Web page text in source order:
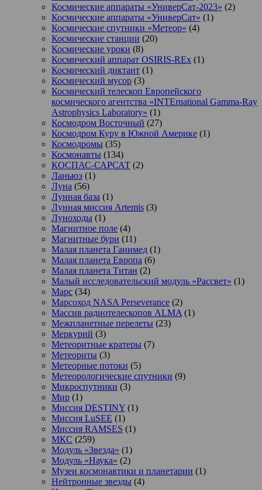
Космические аппараты «УниверСат-2023» (2)
Космические аппараты «УниверСат» (1)
Космические спутники «Метеор» (4)
Космические станции (20)
Космические уроки (8)
Космический аппарат OSIRIS-REx (1)
Космический диктант (1)
Космический мусор (3)
Космический телескоп Европейского
космического агентства «INTErnational Gamma-Ray
Astrophysics Laboratory» (1)
Космодром Восточный (27)
Космодром Куру в Южной Америке (1)
Космодромы (35)
Космонавты (134)
КОСПАС-САРСАТ (2)
Ланьюэ (1)
Луна (56)
Лунная база (1)
Лунная миссия Artemis (3)
Луноходы (1)
Магнитное поле (4)
Магнитные бури (11)
Малая планета Ганимед (1)
Малая планета Европа (6)
Малая планета Титан (2)
Малый исследовательский модуль «Рассвет» (1)
Марс (34)
Марсоход NASA Perseverance (2)
Массив радиотелескопов ALMA (1)
Межпланетные перелеты (23)
Меркурий (3)
Метеоритные кратеры (7)
Метеориты (3)
Метеорные потоки (5)
Метеорологические спутники (9)
Микроспутники (3)
Мир (1)
Миссия DESTINY (1)
Миссия LuSEE (1)
Миссия RAMSES (1)
МКС (259)
Модуль «Звезда» (1)
Модуль «Наука» (2)
Музеи космонавтики и планетарии (1)
Нейтронные звезды (4)